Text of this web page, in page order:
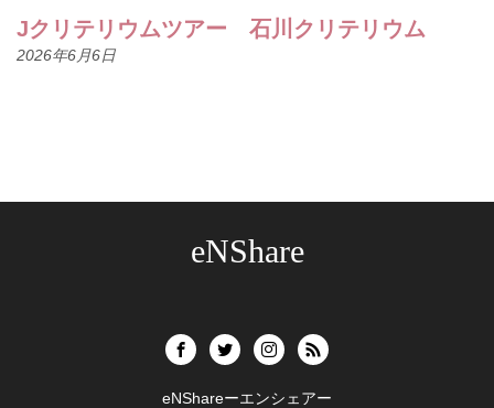
Jクリテリウムツアー 石川クリテリウム
2026年6月6日
eNShare
eNShareーエンシェアー